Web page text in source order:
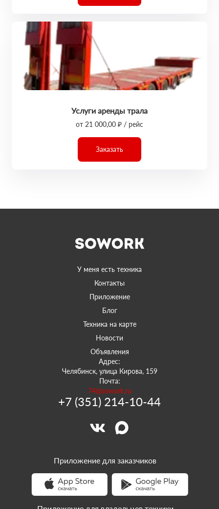
Услуги аренды трала
от 21 000,00 ₽ / рейс
Заказать
У меня есть техника
Контакты
Приложение
Блог
Техника на карте
Новости
Объявления
Адрес:
Челябинск, улица Кирова, 159
Почта:
74@sowork.ru
+7 (351) 214-10-44
Приложение для заказчиков